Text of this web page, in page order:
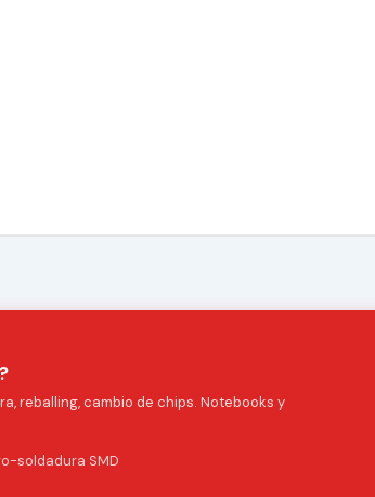
reballing, cambio de chips. Notebooks y
soldadura SMD